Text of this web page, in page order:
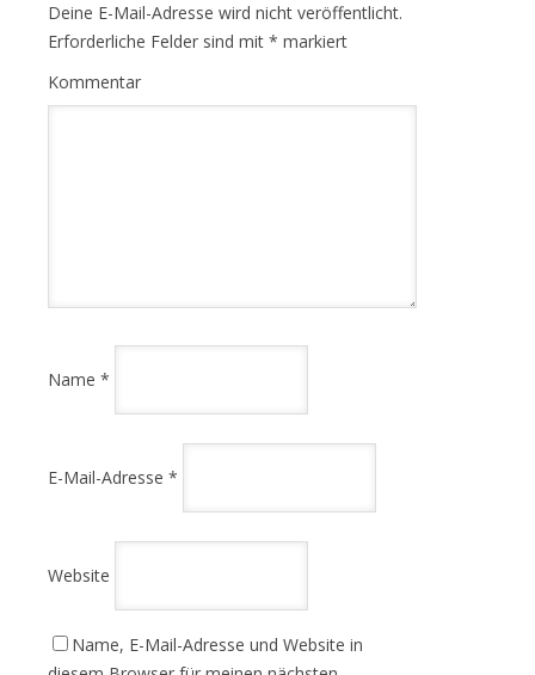
Deine E-Mail-Adresse wird nicht veröffentlicht.
Erforderliche Felder sind mit * markiert
Kommentar
Name *
E-Mail-Adresse *
Website
Name, E-Mail-Adresse und Website in